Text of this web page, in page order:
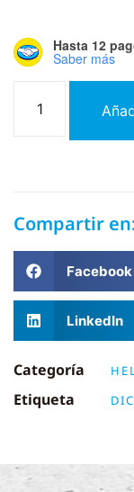
Hasta 12
Saber más
Compartir
Facebook
LinkedIn
Categoría
Etiqueta